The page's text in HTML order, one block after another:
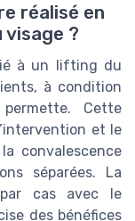
réalisé en
visage ?
à un lifting du
à condition
Cette
et le
convalescence
séparées. La
cas avec le
des bénéfices